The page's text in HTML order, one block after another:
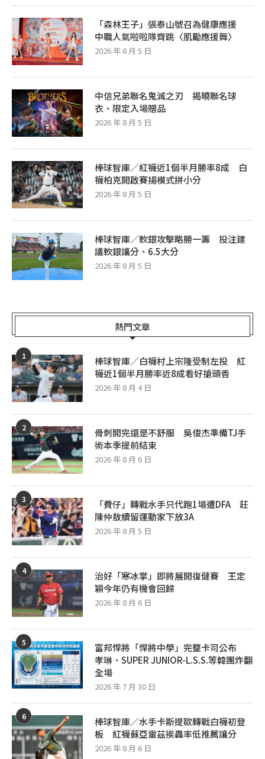
「森林王子」張泰山號召為健康應援
中職人氣啦啦隊齊跳〈肌勵應援舞〉
2026 年 8 月 5 日
中信兄弟聯名鬼滅之刃 揭曉聯名球
衣、限定入場贈品
2026 年 8 月 5 日
棒球智庫／紅襪近1個半月勝率8成 白
襪柏克開啟賽揚模式拼小分
2026 年 8 月 5 日
棒球智庫／軟銀攻擊略勝一籌 投注建
議軟銀讓分、6.5大分
2026 年 8 月 5 日
熱門文章
1
棒球智庫／白襪村上宗隆受制左投 紅
襪近1個半月勝率近8成看好搶頭香
2026 年 8 月 4 日
2
骨刺開完還是不舒服 吳俊杰準備TJ手
術本季提前結束
2026 年 8 月 6 日
3
「費仔」轉戰水手只代跑1場遭DFA 莊
陳仲敖續留運動家下放3A
2026 年 8 月 5 日
4
治好「寒冰掌」即將展開復健賽 王定
穎今年仍有機會回歸
2026 年 8 月 6 日
5
富邦悍將「悍將中學」完整卡司公布
孝琳、SUPER JUNIOR-L.S.S.等韓團炸翻
全場
2026 年 7 月 30 日
6
棒球智庫／水手卡斯提歐轉戰白襪初登
板 紅襪蘇亞雷茲挨轟率低推薦讓分
2026 年 8 月 6 日